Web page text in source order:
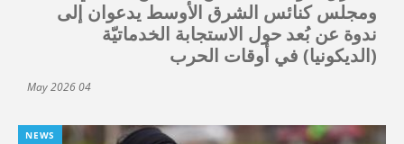
ومجلس كنائس الشرق الأوسط يدعوان إلى
ندوة عن بُعد حول الاستجابة الخدماتيّة
(الديكونيا) في أوقات الحرب
04 May 2026
NEWS